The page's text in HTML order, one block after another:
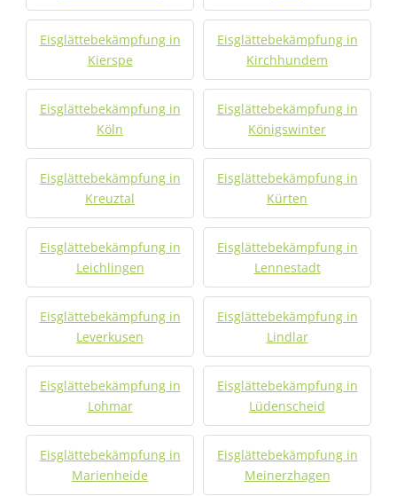
Eisglättebekämpfung in
Kierspe
Eisglättebekämpfung in
Kirchhundem
Eisglättebekämpfung in
Köln
Eisglättebekämpfung in
Königswinter
Eisglättebekämpfung in
Kreuztal
Eisglättebekämpfung in
Kürten
Eisglättebekämpfung in
Leichlingen
Eisglättebekämpfung in
Lennestadt
Eisglättebekämpfung in
Leverkusen
Eisglättebekämpfung in
Lindlar
Eisglättebekämpfung in
Lohmar
Eisglättebekämpfung in
Lüdenscheid
Eisglättebekämpfung in
Marienheide
Eisglättebekämpfung in
Meinerzhagen